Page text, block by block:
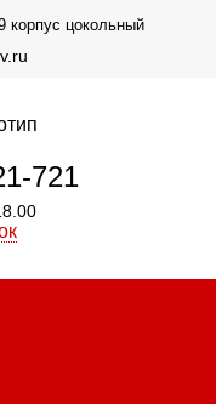
корпус цокольный
721